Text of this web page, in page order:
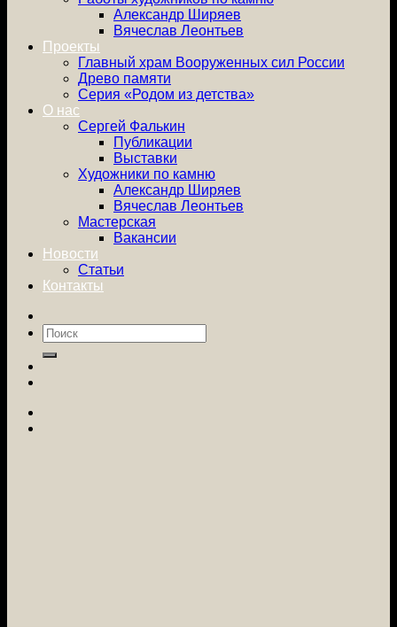
Александр Ширяев
Вячеслав Леонтьев
Проекты
Главный храм Вооруженных сил России
Древо памяти
Серия «Родом из детства»
О нас
Сергей Фалькин
Публикации
Выставки
Художники по камню
Александр Ширяев
Вячеслав Леонтьев
Мастерская
Вакансии
Новости
Статьи
Контакты
Искать: